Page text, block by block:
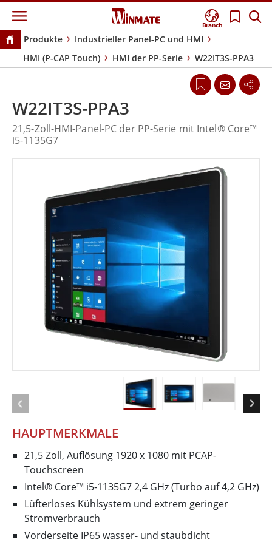
Branch
Produkte
Industrieller Panel-PC und HMI
HMI (P-CAP Touch)
HMI der PP-Serie W22IT3S-PPA3
HAUPTMERKMALE
21,5 Zoll, Auflösung 1920 x 1080 mit PCAP-
Touchscreen
Intel® Core™ i5-1135G7 2,4 GHz (Turbo auf 4,2 GHz)
Lüfterloses Kühlsystem und extrem geringer
Stromverbrauch
Vorderseite IP65 wasser- und staubdicht
W22IT3S-PPA3
21,5-Zoll-HMI-Panel-PC der PP-Serie mit Intel® Core™
i5-1135G7